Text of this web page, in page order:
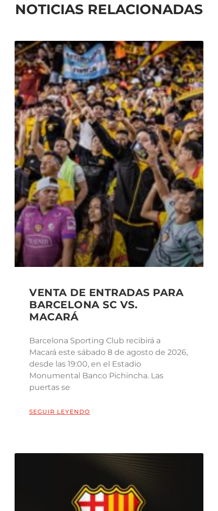
NOTICIAS RELACIONADAS
VENTA DE ENTRADAS PARA
BARCELONA SC VS.
MACARÁ
Barcelona Sporting Club recibirá a
Macará este sábado 8 de agosto de 2026,
desde las 19:00, en el Estadio
Monumental Banco Pichincha. Las
puertas se
SEGUIR LEYENDO